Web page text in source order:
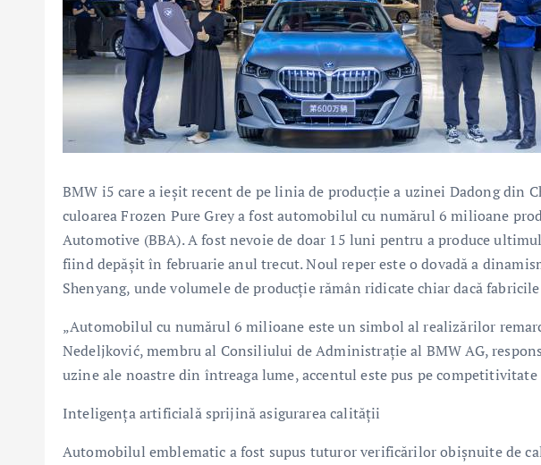
BMW i5 care a ieşit recent de pe linia de producţie a uzinei Dadong din
culoarea Frozen Pure Grey a fost automobilul cu numărul 6 milioane
Automotive (BBA). A fost nevoie de doar 15 luni pentru a produce
fiind depăşit în februarie anul trecut. Noul reper este o dovadă a
Shenyang, unde volumele de producţie rămân ridicate chiar dacă
„Automobilul cu numărul 6 milioane este un simbol al realizărilor
Nedeljković, membru al Consiliului de Administraţie al BMW AG,
uzine ale noastre din întreaga lume, accentul este pus pe
Inteligenţa artificială sprijină asigurarea calităţii
Automobilul emblematic a fost supus tuturor verificărilor obişnuite de